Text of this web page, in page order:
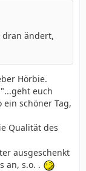
dran ändert,
Hörbie.
euch
schöner Tag,
Qualität des
ausgeschenkt
an, s.o. .